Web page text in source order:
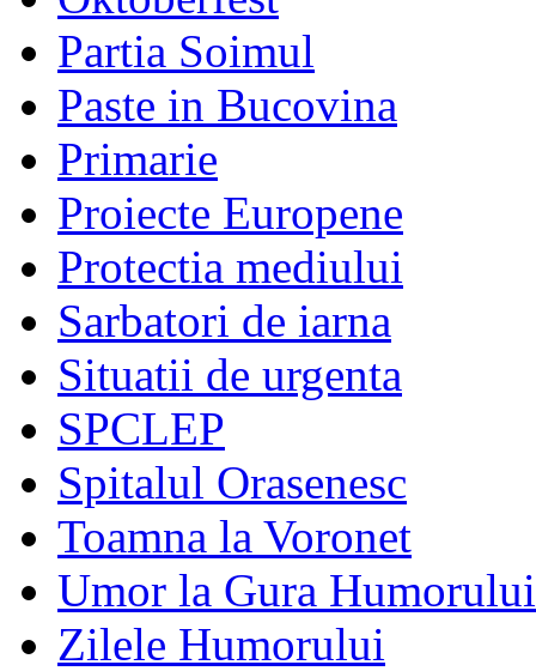
Partia Soimul
Paste in Bucovina
Primarie
Proiecte Europene
Protectia mediului
Sarbatori de iarna
Situatii de urgenta
SPCLEP
Spitalul Orasenesc
Toamna la Voronet
Umor la Gura Humorului
Zilele Humorului